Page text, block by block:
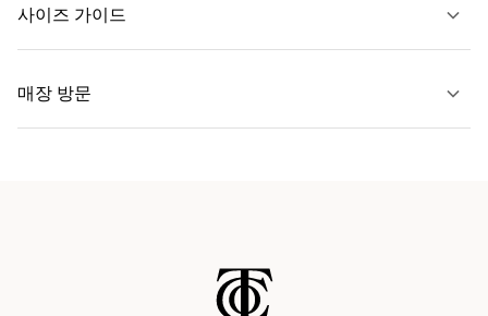
사이즈 가이드
자세히 보기
매장 방문